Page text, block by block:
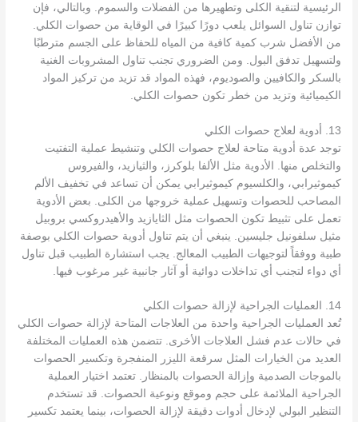
الرئيسية لتنقية الكلى وتطهيرها من الفضلات والسموم. وبالتالي، فإن
توازن تناول السوائل يلعب دورًا كبيرًا في الوقاية من حصوات الكلي.
من الأفضل شرب كمية كافية من المياه للحفاظ على الجسم مترطبًا
ولتسهيل تدفق البول. ومن الضروري تجنب تناول المشروبات الغنية
بالسكر والكافيين والصوديوم، فهذه المواد قد تزيد من تركيز المواد
الكيميائية وتزيد من خطر تكون حصوات الكلي.
13. أدوية لعلاج حصوات الكلي
توجد عدة أدوية متاحة لعلاج حصوات الكلي وتنشيط عملية التفتيت
والتخلص منها. الأدوية مثل الألفا بلوكرز، والثيازيد، والفيروس
كيموثيرابي، والكلسيوم كيموثيرابي يمكن أن تساعد في تخفيف الألم
المصاحب للحصوات وتسهيل عملية خروجها من الكلى. بعض الأدوية
تعمل على تثبيط تكون الحصوات مثل الثايازيد والأهيدروكسي بروبيل
مثيل سلفونيل جليسين. ينبغي أن يتم تناول أدوية حصوات الكلي بوصفة
طبية ووفقاً لتوجيهات الطبيب المعالج. يجب استشارة الطبيب قبل تناول
أي دواء لتجنب أي تداخلات دوائية أو آثار جانبية غير مرغوب فيها.
14. العمليات الجراحية لإزالة حصوات الكلي
تُعد العمليات الجراحية واحدة من العلاجات المتاحة لإزالة حصوات الكلي
في حالات عدم فشل العلاجات الأخرى. تتضمن هذه العمليات المختلفة
العديد من الخيارات المثل سرقعة الليزر المنفجرة وتكسير الحصوات
بالموجات الصدمية وإزالة الحصوات بالمنظار. تعتمد اختيار العملية
الجراحية الملائمة على حجم وموقع ونوعية الحصوات. قد تستخدم
التنظير البولي لإدخال أدوات دقيقة لإزالة الحصوات، بينما يعتمد تكسير